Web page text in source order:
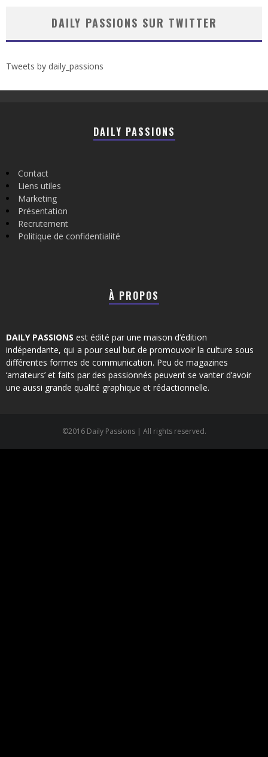
DAILY PASSIONS SUR TWITTER
Tweets by daily_passions
DAILY PASSIONS
Contact
Liens utiles
Marketing
Présentation
Recrutement
Politique de confidentialité
À PROPOS
DAILY PASSIONS est édité par une maison d’édition
indépendante, qui a pour seul but de promouvoir la culture sous
différentes formes de communication. Peu de magazines
‘amateurs’ et faits par des passionnés peuvent se vanter d’avoir
une aussi grande qualité graphique et rédactionnelle.
©2016 Daily Passions | All rights reserved.